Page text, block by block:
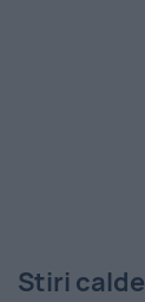
Stiri calde